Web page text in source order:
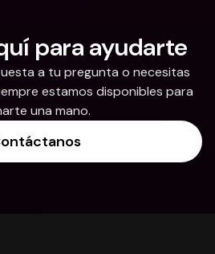
para ayudarte
a tu pregunta o necesitas
estamos disponibles para
una mano.